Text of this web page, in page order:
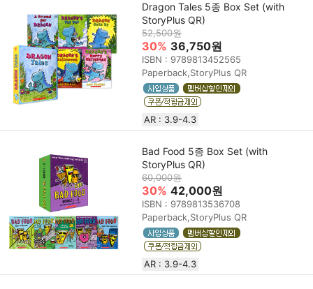
Dragon Tales 5종 Box Set (with
StoryPlus QR)
52,500원
30% 36,750원
ISBN : 9789813452565
Paperback,StoryPlus QR
AR : 3.9-4.3
Bad Food 5종 Box Set (with
StoryPlus QR)
60,000원
30% 42,000원
ISBN : 9789813536708
Paperback,StoryPlus QR
AR : 3.9-4.3